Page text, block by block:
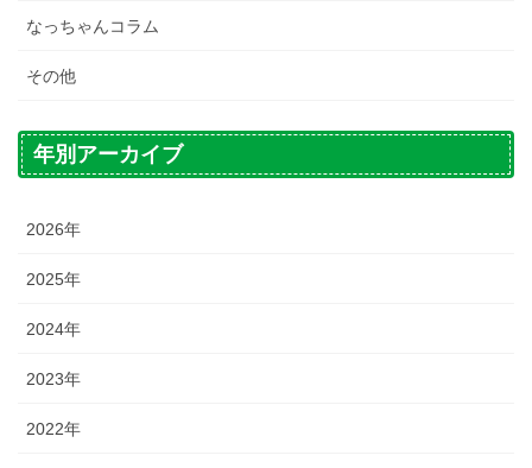
なっちゃんコラム
その他
年別アーカイブ
2026年
2025年
2024年
2023年
2022年